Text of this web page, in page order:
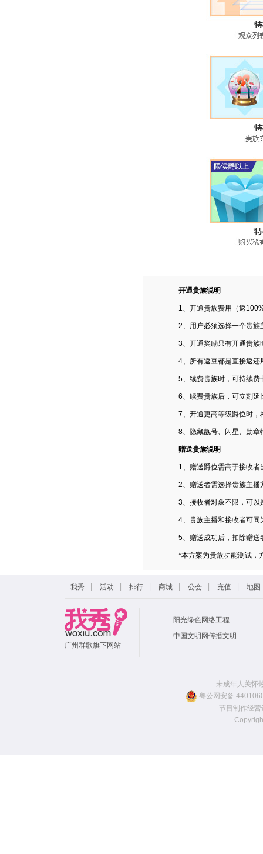
开通贵族说明
1、开通贵族费用（返
2、用户必须选择一个贵
3、开通奖励只有开通贵
4、所有返豆都是直接返
5、续费贵族时，可持续
6、续费贵族后，可立刻
7、开通更高等级爵位时
8、隐藏靓号、闪星、勋
赠送贵族说明
1、赠送爵位需高于接收者
2、赠送者需选择贵族主播
3、接收者对象不限，可以
4、贵族主播和接收者可同
5、赠送成功后，扣除赠
*本方案为贵族功能测试，
我秀 活动 排行 商城 公会 充值 地图
广州群歌旗下网站
阳光绿色网络工程
中国文明网传播文明
未成年人关怀
粤公网安备
节目制作经